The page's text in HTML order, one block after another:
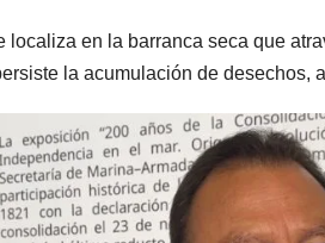
localiza en la barranca seca que
la acumulación de